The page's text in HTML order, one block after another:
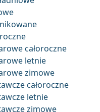
całoroczne
letnie
zimowe
całoroczne
letnie
zimowe